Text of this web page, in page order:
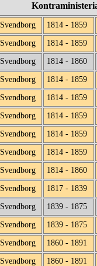
Svendborg 1814 - 1859
Svendborg 1814 - 1859
Svendborg 1814 - 1860
Svendborg 1814 - 1859
Svendborg 1814 - 1859
Svendborg 1814 - 1859
Svendborg 1814 - 1859
Svendborg 1814 - 1859
Svendborg 1814 - 1860
Svendborg 1817 - 1839
Svendborg 1839 - 1875
Svendborg 1839 - 1875
Svendborg 1860 - 1891
Svendborg 1860 - 1891